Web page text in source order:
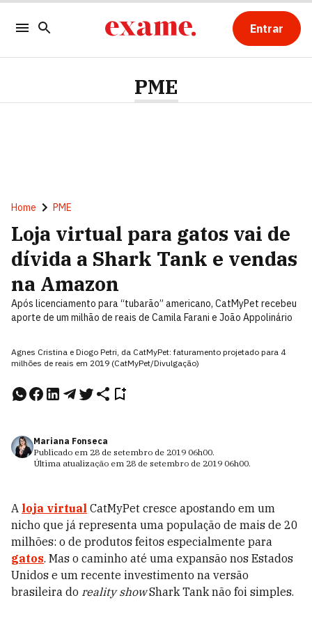
Entrar
PME
Home PME
Loja virtual para gatos vai de
dívida a Shark Tank e vendas
na Amazon
Após licenciamento para “tubarão” americano, CatMyPet recebeu
aporte de um milhão de reais de Camila Farani e João Appolinário
Agnes Cristina e Diogo Petri, da CatMyPet: faturamento projetado para 4
milhões de reais em 2019 (CatMyPet/Divulgação)
Mariana Fonseca
Publicado em 28 de setembro de 2019 06h00.
Última atualização em 28 de setembro de 2019 06h00.
A loja virtual CatMyPet cresce apostando em um
nicho que já representa uma população de mais de 20
milhões: o de produtos feitos especialmente para
gatos. Mas o caminho até uma expansão nos Estados
Unidos e um recente investimento na versão
brasileira do reality showShark Tank não foi simples.